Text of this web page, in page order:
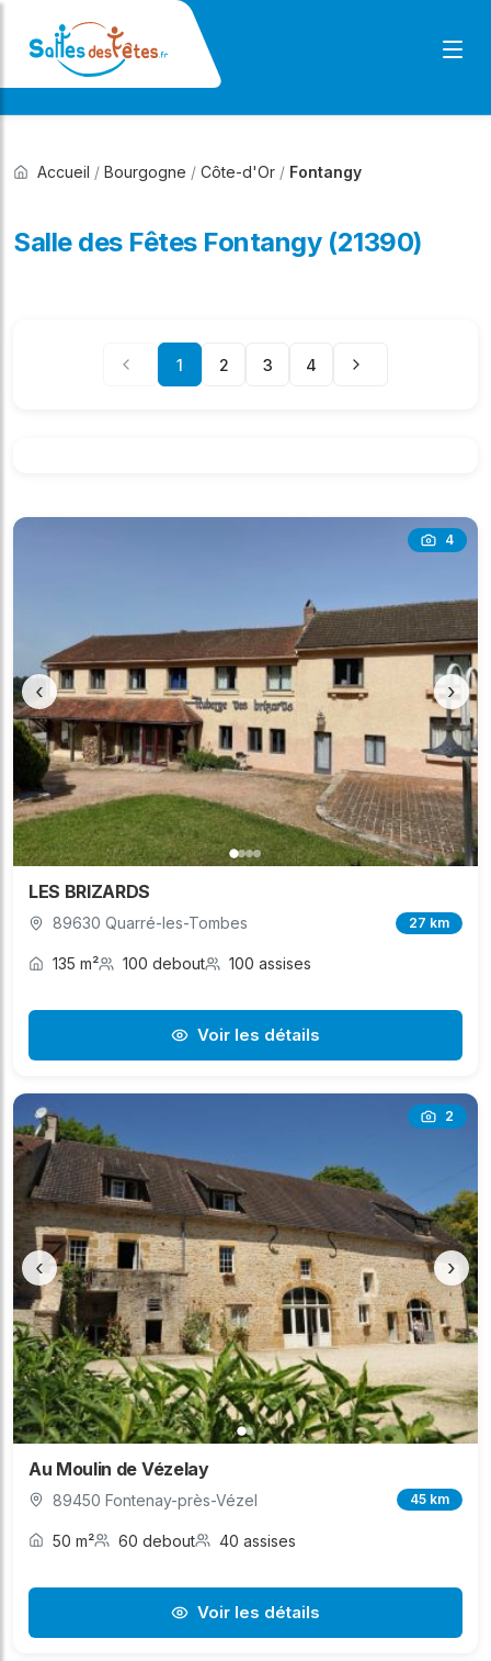
Accueil / Bourgogne / Côte-d'Or / Fontangy
Salle des Fêtes Fontangy (21390)
1 2 3 4
4
‹ ›
LES BRIZARDS
89630 Quarré-les-Tombes 27 km
135 m² 100 debout 100 assises
Voir les détails
2
‹ ›
Au Moulin de Vézelay
89450 Fontenay-près-Vézel 45 km
50 m² 60 debout 40 assises
Voir les détails